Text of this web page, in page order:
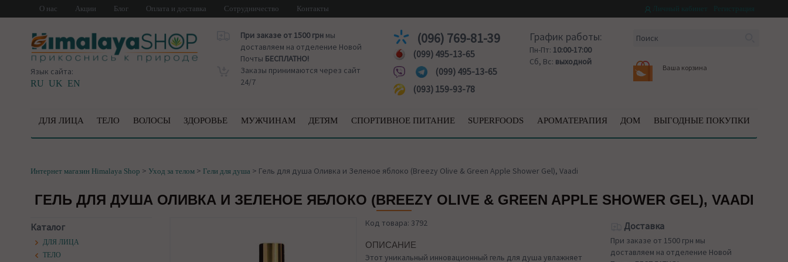
О нас Акции Блог Оплата и доставка Сотрудничество Контакты
Язык сайта:
RU UK EN
При заказе от 1500 грнмы
доставляем на отделение Новой
Почты БЕСПЛАТНО!
Заказы принимаются через сайт
24/7
(096) 769-81-39
(099) 495-13-65
(099) 495-13-65
(093) 159-93-78
График работы:
Пн-Пт: 10:00-17:00
Сб, Вс: выходной
Ваша корзина
ДЛЯ ЛИЦА ТЕЛО ВОЛОСЫ ЗДОРОВЬЕ МУЖЧИНАМ ДЕТЯМ СПОРТИВНОЕ ПИТАНИЕ SUPERFOODS АРОМАТЕРАПИЯ ДОМ ВЫГОДНЫЕ ПОКУПКИ
Интернет магазин Himalaya Shop > Уход за телом > Гели для душа > Гель для душа Оливка и Зеленое яблоко (Breezy Olive & Green Apple Shower Gel), Vaadi
ГЕЛЬ ДЛЯ ДУША ОЛИВКА И ЗЕЛЕНОЕ ЯБЛОКО (BREEZY OLIVE & GREEN APPLE SHOWER GEL), VAADI
Каталог
ДЛЯ ЛИЦА
ТЕЛО
Код товара: 3792
ОПИСАНИЕ
Этот уникальный инновационный гель для душа увлажняет
Доставка
При заказе от 1500 грн мы
доставляем на отделение Новой